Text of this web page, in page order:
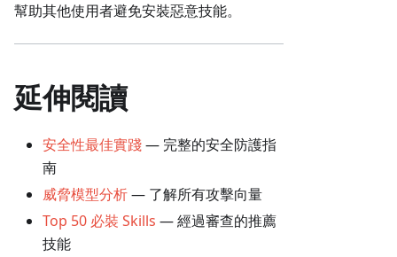
幫助其他使用者避免安裝惡意技能。
延伸閱讀
安全性最佳實踐— 完整的安全防護指
南
威脅模型分析— 了解所有攻擊向量
Top 50 必裝 Skills — 經過審查的推薦
技能